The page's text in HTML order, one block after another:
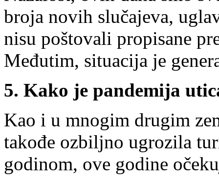
broja novih slučajeva,
nisu poštovali propisane
Međutim, situacija je
5. Kako je pandemija
Kao i u mnogim drugim
takođe ozbiljno ugrozila
godinom, ove godine